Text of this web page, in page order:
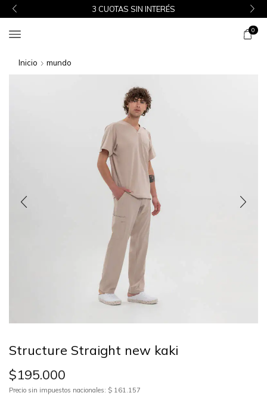
3 CUOTAS SIN INTERÉS
0
Inicio mundo
Structure Straight new kaki
$195.000
Precio sin impuestos nacionales: $ 161.157